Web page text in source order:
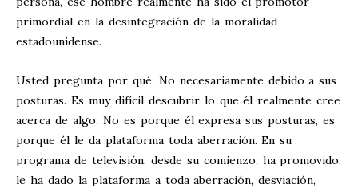
primordial en la desintegración de la moralidad
estadounidense.
Usted pregunta por qué. No necesariamente debido a sus
posturas. Es muy difícil descubrir lo que él realmente cree
acerca de algo. No es porque él expresa sus posturas, es
porque él le da plataforma toda aberración. En su
programa de televisión, desde su comienzo, ha promovido,
le ha dado la plataforma a toda aberración, desviación,